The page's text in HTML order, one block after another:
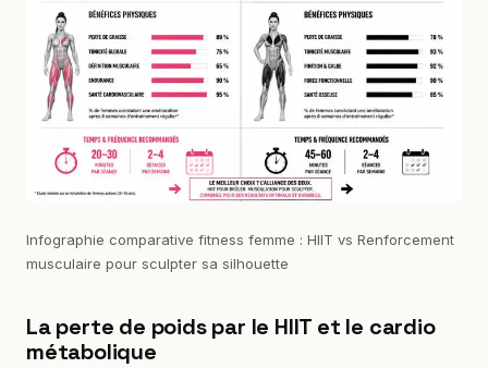
Infographie comparative fitness femme : HIIT vs Renforcement
musculaire pour sculpter sa silhouette
La perte de poids par le HIIT et le cardio
métabolique